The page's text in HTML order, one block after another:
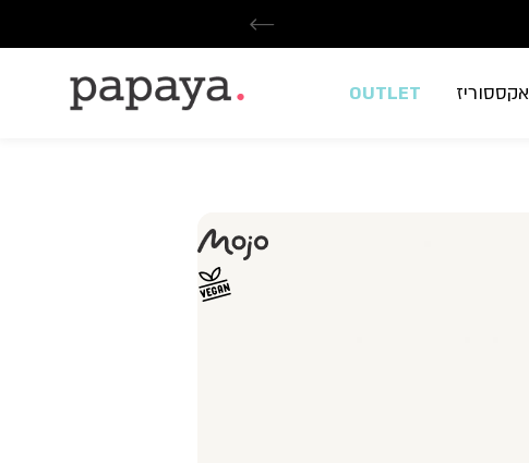
אקססוריז OUTLET